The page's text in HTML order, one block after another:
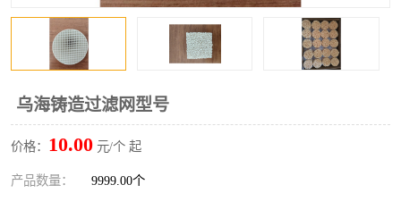
乌海铸造过滤网型号
价格： 10.00 元/个 起
产品数量： 9999.00个